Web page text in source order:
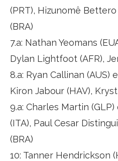
(PRT), Hizunomê Bettero
(BRA)
7.a: Nathan Yeomans
Dylan Lightfoot (AFR),
8.a: Ryan Callinan (AUS)
Kiron Jabour (HAV),
9.a: Charles Martin
(ITA), Paul Cesar
(BRA)
10: Tanner Hendrickson